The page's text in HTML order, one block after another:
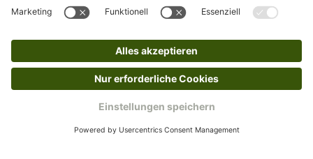
Mehr von uns
Barrierefreiheitserklärung Impressum AGB
Datenschutz